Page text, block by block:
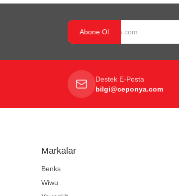
Abone Ol
Destek E-Posta
bilgi@ceponya.com
Markalar
Benks
Wiwu